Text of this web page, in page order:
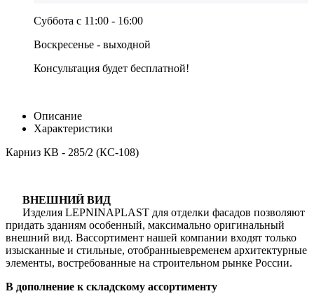
Суббота с 11:00 - 16:00
Воскресенье - выходной
Консультация будет бесплатной!
Описание
Характеристики
Карниз КВ - 285/2 (КС-108)
ВНЕШНИЙ ВИД
Изделия LEPNINAPLAST для отделки фасадов позволяют
придать зданиям особенный, максимально оригинальный
внешний вид. Вассортимент нашей компании входят только
изысканные и стильные, отобранныевременем архитектурные
элементы, востребованные на строительном рынке России.
В дополнение к складскому ассортименту